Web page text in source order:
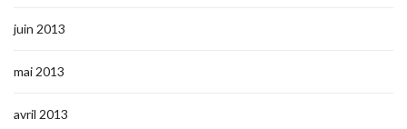
juin 2013
mai 2013
avril 2013